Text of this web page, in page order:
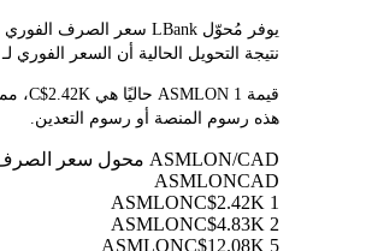
نتيجة التحويل الحالية أن السعر الفوري لـ ASMLON هو C$2.42K. نظرًا لتقلب أسعار العملات المشفرة باستمرار، ننصحك بالعودة إلى هذه الصفحة قبل التداول للاطلاع على أحدث نتائج التحويل.
هذه رسوم المنصة أو رسوم التعدين.
ASMLON/CAD محول سعر الصرف
ASMLONCAD
1 ASMLON
C$2.42K
2 ASMLON
C$4.83K
5 ASMLON
C$12.08K